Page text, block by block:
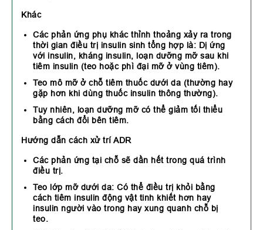
Khác
Các phản ứng phụ khác thỉnh thoảng xảy ra trong
thời gian điều trị insulin sinh tổng hợp là: Dị ứng
với insulin, kháng insulin, loạn dưỡng mỡ sau khi
tiêm insulin (teo hoặc phì đại mỡ ở vùng tiêm).
Teo mô mỡ ở chỗ tiêm thuốc dưới da (thường hay
gặp hơn khi dùng thuốc insulin thông thường).
Tuy nhiên, loạn dưỡng mỡ có thể giảm tối thiểu
bằng cách đổi bên tiêm.
Hướng dẫn cách xử trí ADR
Các phản ứng tại chỗ sẽ dần hết trong quá trình
điều trị.
Teo lớp mỡ dưới da: Có thể điều trị khỏi bằng
cách tiêm insulin động vật tinh khiết hơn hay
insulin người vào trong hay xung quanh chỗ bị
teo.